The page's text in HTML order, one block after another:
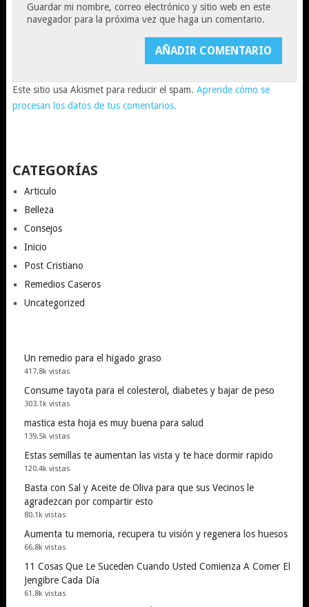
Guardar mi nombre, correo electrónico y sitio web en este
navegador para la próxima vez que haga un comentario.
Este sitio usa Akismet para reducir el spam. Aprende cómo se
procesan los datos de tus comentarios.
CATEGORÍAS
Articulo
Belleza
Consejos
Inicio
Post Cristiano
Remedios Caseros
Uncategorized
Un remedio para el higado graso
417.8k vistas
Consume tayota para el colesterol, diabetes y bajar de peso
303.1k vistas
mastica esta hoja es muy buena para salud
139.5k vistas
Estas semillas te aumentan las vista y te hace dormir rapido
120.4k vistas
Basta con Sal y Aceite de Oliva para que sus Vecinos le
agradezcan por compartir esto
80.1k vistas
Aumenta tu memoria, recupera tu visión y regenera los huesos
66.8k vistas
11 Cosas Que Le Suceden Cuando Usted Comienza A Comer El
Jengibre Cada Día
61.8k vistas